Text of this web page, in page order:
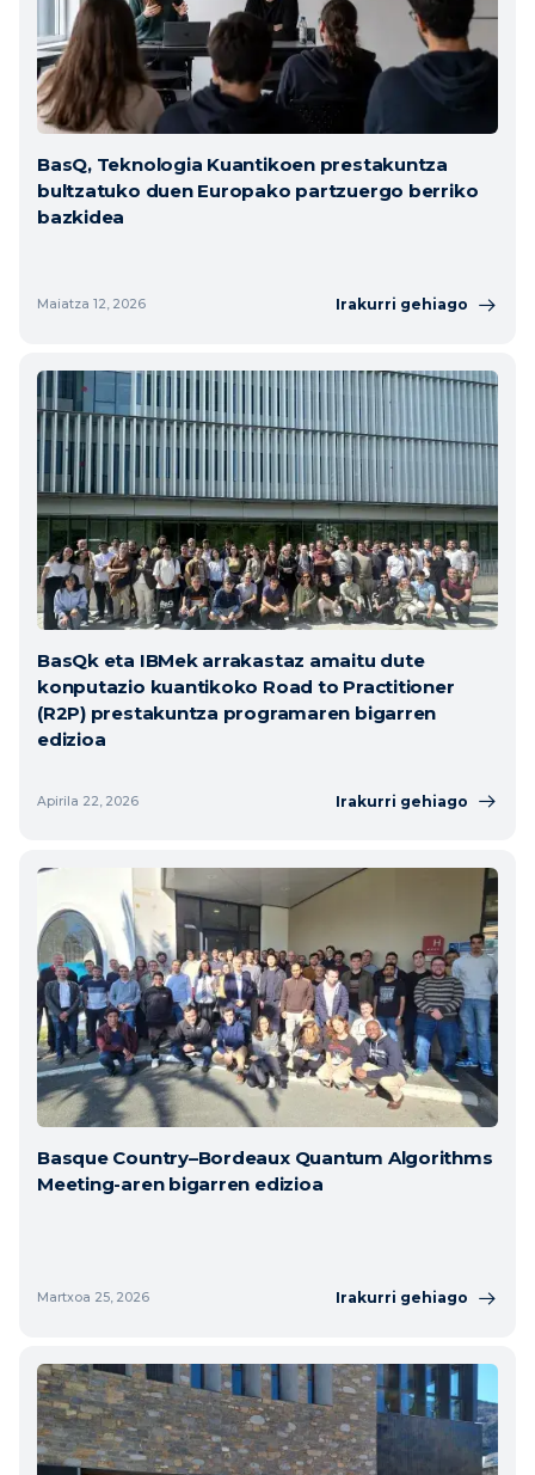
BasQ, Teknologia Kuantikoen prestakuntza
bultzatuko duen Europako partzuergo berriko
bazkidea
Maiatza 12, 2026 Irakurri gehiago
BasQk eta IBMek arrakastaz amaitu dute
konputazio kuantikoko Road to Practitioner
(R2P) prestakuntza programaren bigarren
edizioa
Apirila 22, 2026 Irakurri gehiago
Basque Country–Bordeaux Quantum Algorithms
Meeting-aren bigarren edizioa
Martxoa 25, 2026 Irakurri gehiago